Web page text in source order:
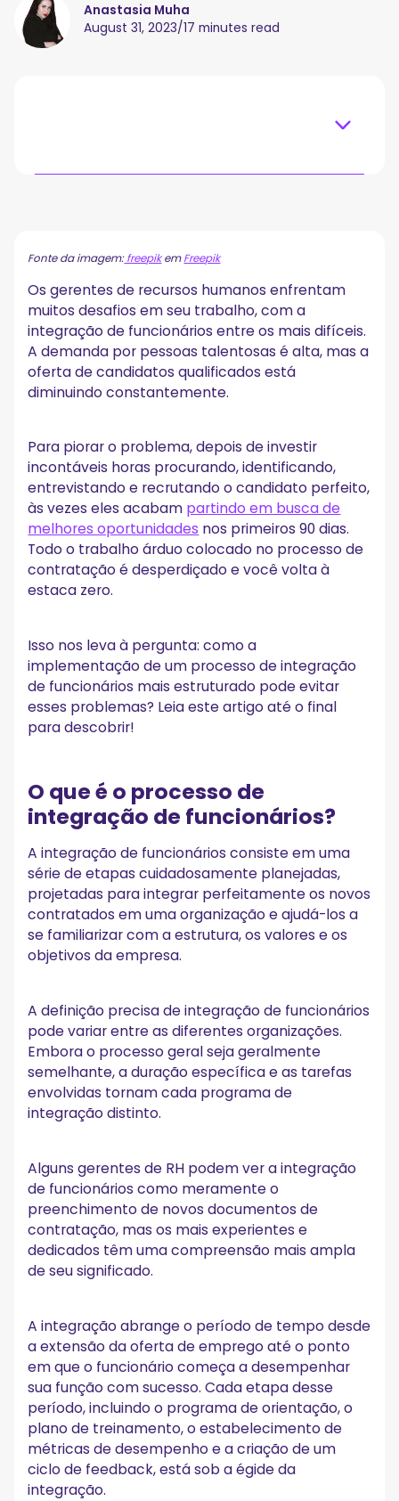
Anastasia Muha
August 31, 2023/17 minutes read
Benefícios de ter um ótimo processo de integração
de funcionários
A. Aclimatize novas contratações rapidamente
B. Reduza o tempo de produtividade
C. Crie relacionamentos impactantes
D. Fornecer apoio e orientação no início da carreira
E. Reduzir a carga de trabalho para outras equipes
F. Melhorar as taxas de retenção de novos funcionários
12 dicas para refinar seu processo de integração
1. Crie um plano para seu programa de integração
2. Adapte a experiência de integração ao novo contratado
3. Deixe claras as metas de curto, médio e longo prazo
4. Forneça acesso à sua base de conhecimento
organizacional
5. Configurar o espaço de trabalho
6. Ofereça oportunidades de aprendizado e
desenvolvimento
membros da equipe
9. Integre ferramentas de automação de integração de
funcionários
10. Forneça feedback focado e oportuno
11. Solicite feedback de novos contratados
Lista de verificação do processo de integração de
funcionários
Integração no primeiro dia
Integração na primeira semana
Integração por 30-60-90 dias
Atualize seu processo de integração de funcionários
hoje mesmo!
Fonte da imagem:freepikemFreepik
Os gerentes de recursos humanos enfrentam
muitos desafios em seu trabalho, com a
integração de funcionários entre os mais difíceis.
A demanda por pessoas talentosas é alta, mas a
oferta de candidatos qualificados está
diminuindo constantemente.
Para piorar o problema, depois de investir
incontáveis horas procurando, identificando,
entrevistando e recrutando o candidato perfeito,
às vezes eles acabam partindo em busca de
melhores oportunidades nos primeiros 90 dias.
Todo o trabalho árduo colocado no processo de
contratação é desperdiçado e você volta à
estaca zero.
Isso nos leva à pergunta: como a
implementação de um processo de integração
de funcionários mais estruturado pode evitar
esses problemas? Leia este artigo até o final
para descobrir!
O que é o processo de
integração de funcionários?
A integração de funcionários consiste em uma
série de etapas cuidadosamente planejadas,
projetadas para integrar perfeitamente os novos
contratados em uma organização e ajudá-los a
se familiarizar com a estrutura, os valores e os
objetivos da empresa.
A definição precisa de integração de funcionários
pode variar entre as diferentes organizações.
Embora o processo geral seja geralmente
semelhante, a duração específica e as tarefas
envolvidas tornam cada programa de
integração distinto.
Alguns gerentes de RH podem ver a integração
de funcionários como meramente o
preenchimento de novos documentos de
contratação, mas os mais experientes e
dedicados têm uma compreensão mais ampla
de seu significado.
A integração abrange o período de tempo desde
a extensão da oferta de emprego até o ponto
em que o funcionário começa a desempenhar
sua função com sucesso. Cada etapa desse
período, incluindo o programa de orientação, o
plano de treinamento, o estabelecimento de
métricas de desempenho e a criação de um
ciclo de feedback, está sob a égide da
integração.